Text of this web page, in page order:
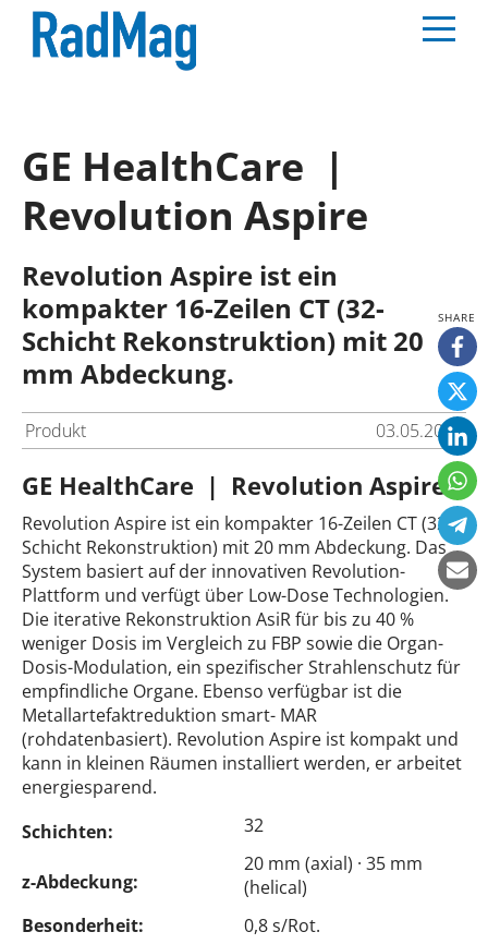
GE HealthCare |
Revolution Aspire
Revolution Aspire ist ein
kompakter 16-Zeilen CT (32-
Schicht Rekonstruktion) mit 20
mm Abdeckung.
Produkt 03.05.2025
GE HealthCare | Revolution Aspire
Revolution Aspire ist ein kompakter 16-Zeilen CT (32-
Schicht Rekonstruktion) mit 20 mm Abdeckung. Das
System basiert auf der innovativen Revolution-
Plattform und verfügt über Low-Dose Technologien.
Die iterative Rekonstruktion AsiR für bis zu 40 %
weniger Dosis im Vergleich zu FBP sowie die Organ-
Dosis-Modulation, ein spezifischer Strahlenschutz für
empfindliche Organe. Ebenso verfügbar ist die
Metallartefaktreduktion smart- MAR
(rohdatenbasiert). Revolution Aspire ist kompakt und
kann in kleinen Räumen installiert werden, er arbeitet
energiesparend.
Schichten:
32
z-Abdeckung:
20 mm (axial) · 35 mm
(helical)
Besonderheit:
0,8 s/Rot.